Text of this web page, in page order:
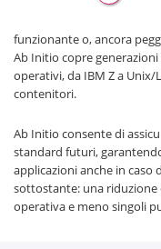
funzionante o, ancora
Ab Initio copre
operativi, da IBM Z a
contenitori.
Ab Initio consente di
standard futuri,
applicazioni anche in
sottostante: una riduzione
operativa e meno singoli